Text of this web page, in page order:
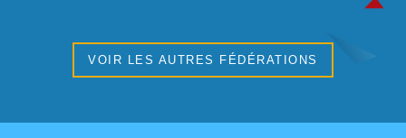
VOIR LES AUTRES FÉDÉRATIONS